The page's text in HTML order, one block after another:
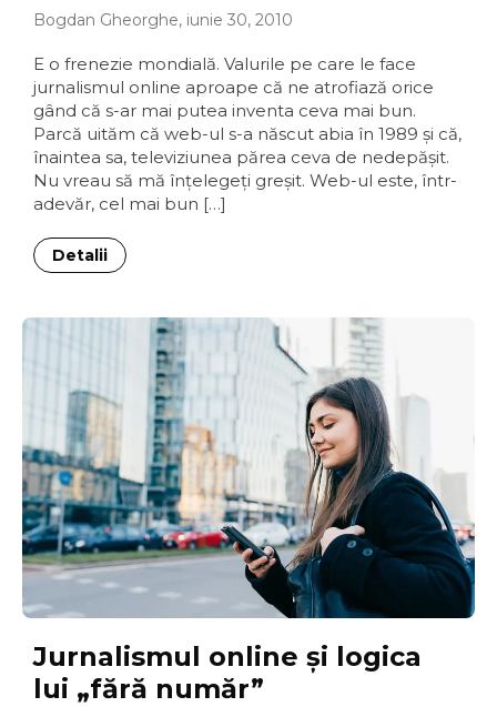
Bogdan Gheorghe, iunie 30, 2010
E o frenezie mondială. Valurile pe care le face
jurnalismul online aproape că ne atrofiază orice
gând că s-ar mai putea inventa ceva mai bun.
Parcă uităm că web-ul s-a născut abia în 1989 şi că,
înaintea sa, televiziunea părea ceva de nedepăşit.
Nu vreau să mă înţelegeţi greşit. Web-ul este, într-
adevăr, cel mai bun […]
Detalii
Jurnalismul online şi logica
lui „fără număr”